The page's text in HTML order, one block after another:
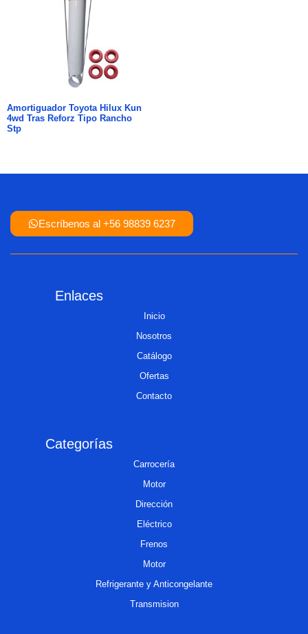
Amortiguador Toyota Hilux Kun
4wd Tras Reforz Tipo Rancho
Stp
Escríbenos al +56 98839 6237
Enlaces
Inicio
Nosotros
Catálogo
Ofertas
Contacto
Categorías
Carrocería
Motor
Dirección
Eléctrico
Frenos
Motor
Refrigerante y Anticongelante
Transmision